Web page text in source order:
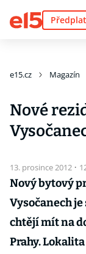
e15.cz Magazín
Nové
13. prosince 2012 ·
Nový bytový
Vysočanech
chtějí mít na
Prahy.